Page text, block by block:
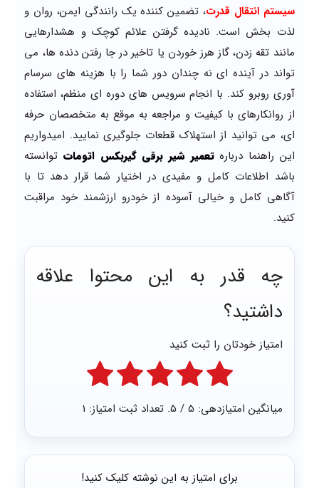
سیستم انتقال قدرت، تضمین کننده یک رانندگی ایمن، روان و
لذت بخش است. نادیده گرفتن علائم کوچک و هشدارهایی
مانند تقه زدن، گاز هرز خوردن یا تاخیر در جا رفتن دنده ها، می
تواند در آینده ای نه چندان دور شما را با هزینه های سرسام
آوری روبرو کند. با انجام سرویس های دوره ای منظم، استفاده
از روانکارهای با کیفیت و مراجعه به موقع به متخصصان حرفه
ای، می توانید از استهلاک قطعات جلوگیری نمایید. امیدواریم
این راهنما دربارهتعمیر شیر برقی گیربکس اتوماتتوانسته
باشد اطلاعات کامل و مفیدی در اختیار شما قرار دهد تا با
آگاهی کامل و خیالی آسوده از خودرو ارزشمند خود مراقبت
کنید.
چه قدر به این محتوا علاقه
داشتید؟
امتیاز خودتان را ثبت کنید
میانگین امتیازدهی:5 / 5. تعداد ثبت امتیاز: 1
برای امتیاز به این نوشته کلیک کنید!